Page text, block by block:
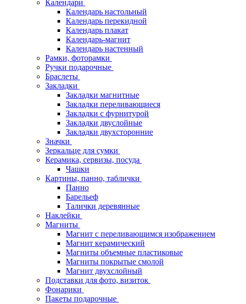
Календари
Календарь настольный
Календарь перекидной
Календарь плакат
Календарь-магнит
Календарь настенный
Рамки, фоторамки
Ручки подарочные
Браслеты
Закладки
Закладки магнитные
Закладки переливающиеся
Закладки с фурнитурой
Закладки двуслойные
Закладки двухсторонние
Значки
Зеркальце для сумки
Керамика, сервизы, посуда
Чашки
Картины, панно, таблички
Панно
Барельеф
Талички деревянные
Наклейки
Магниты
Магнит с переливающимся изображением
Магнит керамический
Магниты объемные пластиковые
Магниты покрытые смолой
Магнит двухслойный
Подставки для фото, визиток
Фонарики
Пакеты подарочные